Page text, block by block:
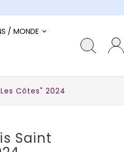
/ MONDE
Côtes" 2024
Saint